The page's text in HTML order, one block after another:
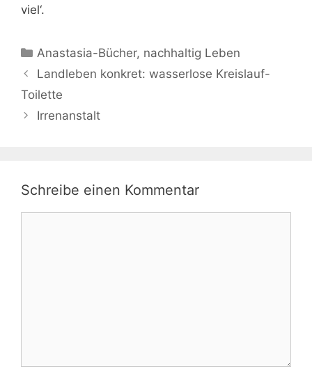
viel‘.
Kategorien
Anastasia-Bücher, nachhaltig Leben
Landleben konkret: wasserlose Kreislauf-
Toilette
Irrenanstalt
Schreibe einen Kommentar